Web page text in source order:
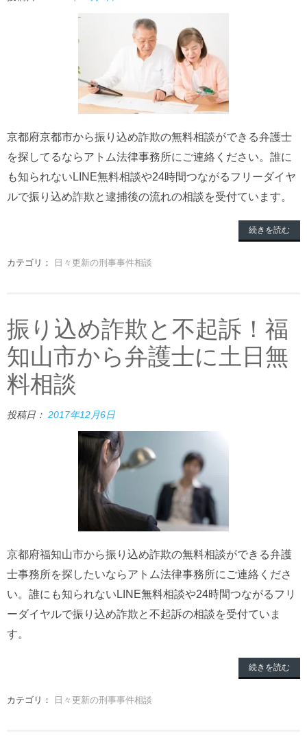
京都府京都市から振り込め詐欺の無料相談ができる弁護士
を探してるならアトム法律事務所にご連絡ください。誰に
も知られないLINE無料相談や24時間つながるフリーダイヤ
ルで振り込め詐欺と逮捕後の流れの相談を受付ています。
続きを読む
カテゴリ： 日々更新の刑事事件相談
振り込め詐欺と不起訴！福
知山市から弁護士に土日無
料相談
投稿日： 2017年12月6日
京都府福知山市から振り込め詐欺の無料相談ができる弁護
士事務所を探したいならアトム法律事務所にご連絡くださ
い。誰にも知られないLINE無料相談や24時間つながるフリ
ーダイヤルで振り込め詐欺と不起訴の相談を受付ていま
す。
続きを読む
カテゴリ： 日々更新の刑事事件相談